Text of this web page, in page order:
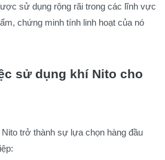
sử dụng rộng rãi trong các lĩnh vực
chứng minh tính linh hoạt của nó
sử dụng khí Nito cho
trở thành sự lựa chọn hàng đầu